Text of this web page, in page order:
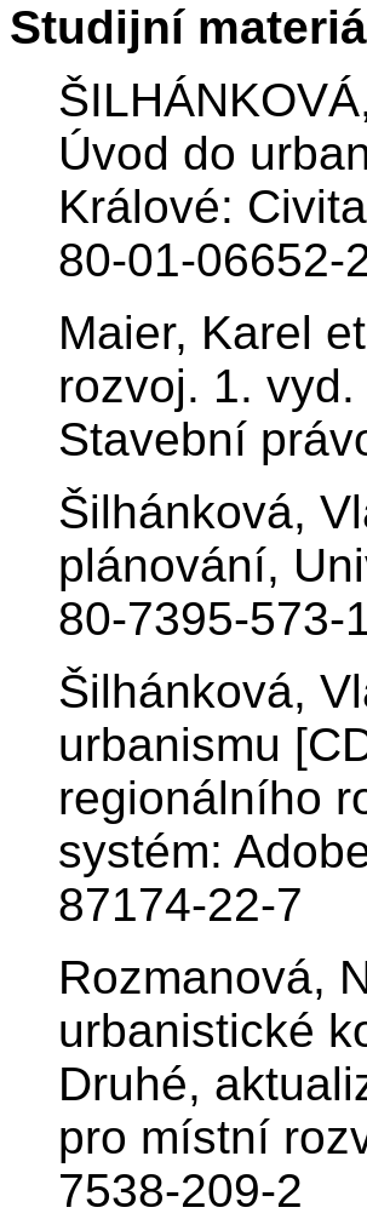
Studijní
Úvod do
Králové:
80-01-06652-
Maier, Karel
rozvoj. 1.
Stavební
Šilhánková,
plánování,
80-7395-573-
Šilhánková,
urbanismu
regionálního
systém:
87174-22-7
Rozmanová,
urbanistické
Druhé,
pro místní
7538-209-2